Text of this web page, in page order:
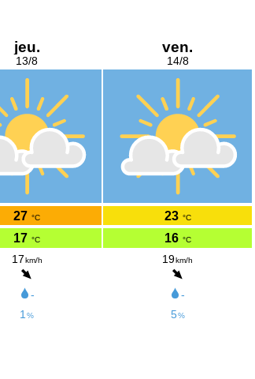
jeu.
13/8
27 °C
17 °C
17km/h
-
1 %
ven.
14/8
23 °C
16 °C
19km/h
-
5%